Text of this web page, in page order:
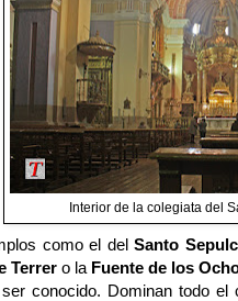
Interior de la colegiata del
como el delSanto
Terrer o la Fuente de los
conocido. Dominan todo